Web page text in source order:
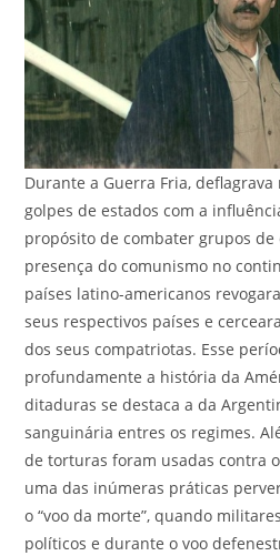
Durante a Guerra Fria,
golpes de estados com a
propósito de combater grupos
presença do comunismo no
países latino-americanos
seus respectivos países e
dos seus compatriotas. Esse
profundamente a história da
ditaduras se destaca a da
sanguinária entres os regimes.
de torturas foram usadas contra
uma das inúmeras práticas
o “voo da morte”, quando
políticos e durante o voo